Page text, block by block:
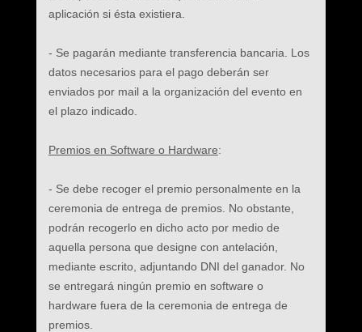
aplicación si ésta existiera.
- Se pagarán mediante transferencia bancaria. Los
datos necesarios para el pago deberán ser
enviados por mail a la organización del evento en
el plazo indicado.
Premios en Software o Hardware:
- Se debe recoger el premio personalmente en la
ceremonia de entrega de premios. No obstante,
podrán recogerlo en dicho acto por medio de
aquella persona que designe con antelación,
mediante escrito, adjuntando DNI del ganador. No
se entregará ningún premio en software o
hardware fuera de la ceremonia de entrega de
premios.